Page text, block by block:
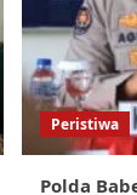
Peristiwa
Polda